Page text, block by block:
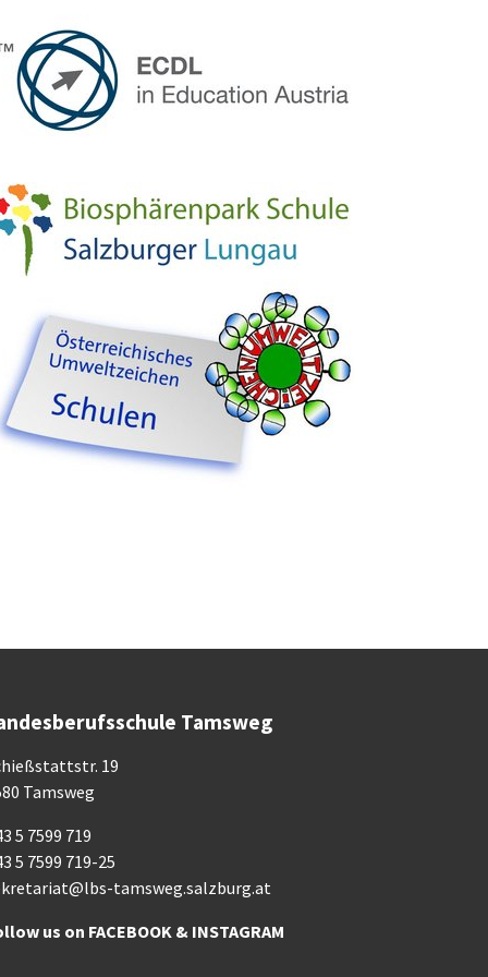
Tamsweg
19
Tamsweg
5 7599 719
5 7599 719-25
tamsweg.salzburg.at
us on FACEBOOK & INSTAGRAM